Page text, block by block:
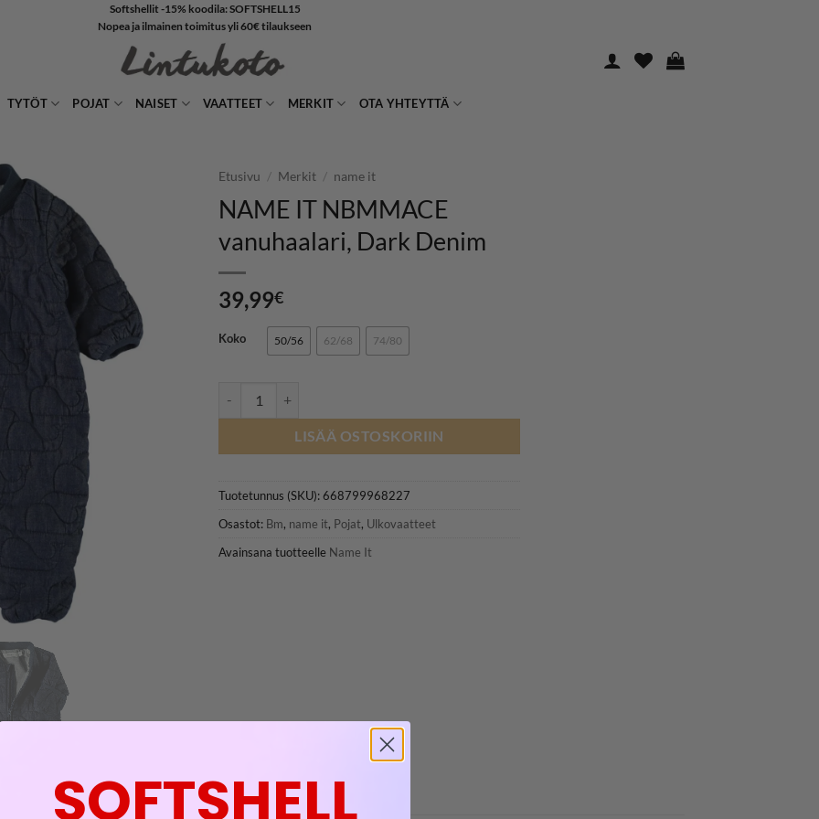
Softshellit -15% koodila: SOFTSHELL15
Nopea ja ilmainen toimitus yli 60€ tilaukseen
TYTÖT POJAT NAISET VAATTEET MERKIT OTA YHTEYTTÄ
SUOSIKKEIHIN
Etusivu / Merkit / name it
NAME IT NBMMACE
vanuhaalari, Dark Denim
39,99€
Koko 50/56 62/68 74/80
LISÄÄ OSTOSKORIIN
Tuotetunnus (SKU):668799968227
Osastot: Bm, name it, Pojat, Ulkovaatteet
Avainsana tuotteelle Name It
SOFTSHELL